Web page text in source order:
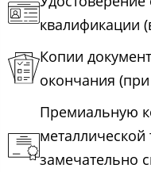
квалификации
Копии
окончания
Премиальную
металлической
замечательно